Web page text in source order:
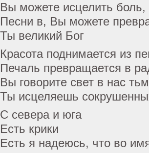
Вы можете исцелить
Песни в, Вы можете
Ты великий Бог
Красота поднимается из
Печаль превращается в
Вы говорите свет в нас
Ты исцеляешь
С севера и юга
Есть крики
Есть я надеюсь, что во